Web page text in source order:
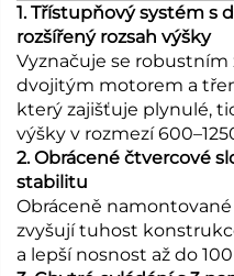
1. Třístupňový systém s
rozšířený rozsah výšky
Vyznačuje se
dvojitým motorem a
který zajišťuje plynulé,
výšky v rozmezí
2. Obrácené čtvercové
stabilitu
Obráceně
zvyšují tuhost
a lepší nosnost až do